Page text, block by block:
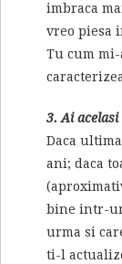
imbraca
vreo piesa
Tu cum mi-
3. Ai
Daca
ani; daca
bine intr-
urma si
ti-l